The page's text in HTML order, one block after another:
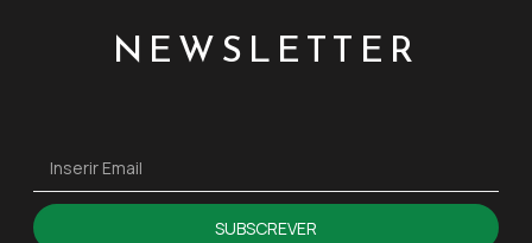
NEWSLETTER
SUBSCREVER